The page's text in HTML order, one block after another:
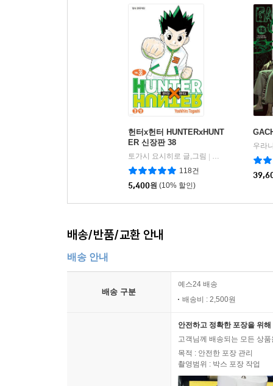
헌터x헌터 HUNTERxHUNT
ER 신장판 38
토가시 요시히로 글,그림
학산문화사
118건
5,400원 (10% 할인)
우라
배송/반품/교환 안내
배송 안내
배송 구분
예스24 배송
배송비 : 2,500원
안전하고 정확한 포장을 위
고객님께 배송되는 모든 상
목적 : 안전한 포장 관리
촬영범위 : 박스 포장 작업